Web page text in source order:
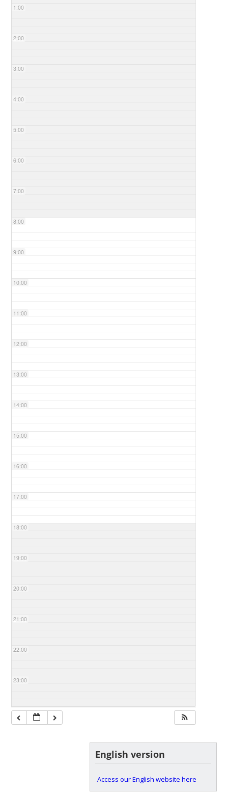
1:00
2:00
3:00
4:00
5:00
6:00
7:00
8:00
9:00
10:00
11:00
12:00
13:00
14:00
15:00
16:00
17:00
18:00
19:00
20:00
21:00
22:00
23:00
English version
Access our English website here